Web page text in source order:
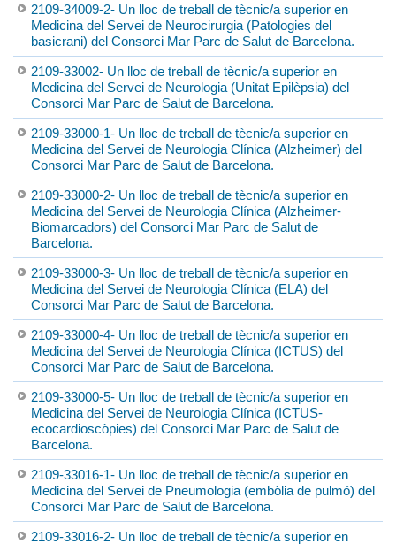
2109-34009-2- Un lloc de treball de tècnic/a superior en
Medicina del Servei de Neurocirurgia (Patologies del
basicrani) del Consorci Mar Parc de Salut de Barcelona.
2109-33002- Un lloc de treball de tècnic/a superior en
Medicina del Servei de Neurologia (Unitat Epilèpsia) del
Consorci Mar Parc de Salut de Barcelona.
2109-33000-1- Un lloc de treball de tècnic/a superior en
Medicina del Servei de Neurologia Clínica (Alzheimer) del
Consorci Mar Parc de Salut de Barcelona.
2109-33000-2- Un lloc de treball de tècnic/a superior en
Medicina del Servei de Neurologia Clínica (Alzheimer-
Biomarcadors) del Consorci Mar Parc de Salut de
Barcelona.
2109-33000-3- Un lloc de treball de tècnic/a superior en
Medicina del Servei de Neurologia Clínica (ELA) del
Consorci Mar Parc de Salut de Barcelona.
2109-33000-4- Un lloc de treball de tècnic/a superior en
Medicina del Servei de Neurologia Clínica (ICTUS) del
Consorci Mar Parc de Salut de Barcelona.
2109-33000-5- Un lloc de treball de tècnic/a superior en
Medicina del Servei de Neurologia Clínica (ICTUS-
ecocardioscòpies) del Consorci Mar Parc de Salut de
Barcelona.
2109-33016-1- Un lloc de treball de tècnic/a superior en
Medicina del Servei de Pneumologia (embòlia de pulmó) del
Consorci Mar Parc de Salut de Barcelona.
2109-33016-2- Un lloc de treball de tècnic/a superior en